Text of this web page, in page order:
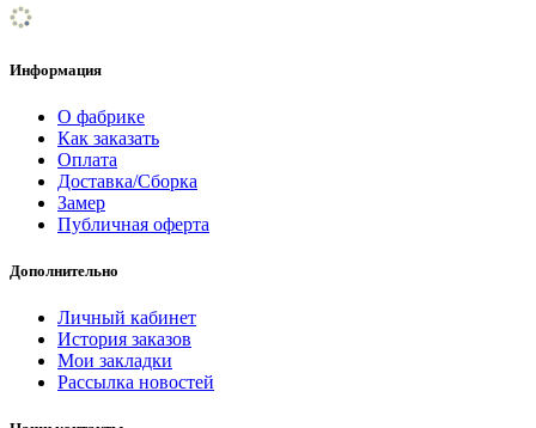
Информация
О фабрике
Как заказать
Оплата
Доставка/Сборка
Замер
Публичная оферта
Дополнительно
Личный кабинет
История заказов
Мои закладки
Рассылка новостей